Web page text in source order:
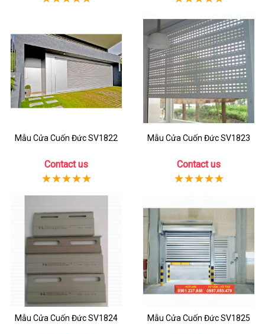
Mẫu Cửa Cuốn Đức SV1822
Contact us
Mẫu Cửa Cuốn Đức SV1823
Contact us
Mẫu Cửa Cuốn Đức SV1824 Mẫu Cửa Cuốn Đức SV1825